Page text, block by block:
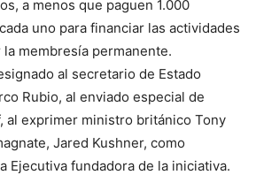
a menos que paguen 1.000
uno para financiar las actividades
membresía permanente.
al secretario de Estado
Rubio, al enviado especial de
al exprimer ministro británico Tony
Jared Kushner, como
Ejecutiva fundadora de la iniciativa.